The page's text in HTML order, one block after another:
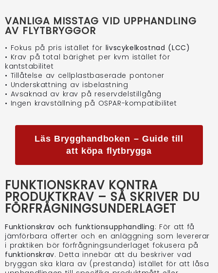
VANLIGA MISSTAG VID UPPHANDLING
AV FLYTBRYGGOR
• Fokus på pris istället för livscykelkostnad (LCC)
• Krav på total bärighet per kvm istället för
kantstabilitet
• Tillåtelse av cellplastbaserade pontoner
• Underskattning av isbelastning
• Avsaknad av krav på reservdelstillgång
• Ingen kravställning på OSPAR-kompatibilitet
Läs Brygghandboken – Guide till
att köpa flytbrygga
FUNKTIONSKRAV KONTRA
PRODUKTKRAV – SÅ SKRIVER DU
FÖRFRÅGNINGSUNDERLAGET
Funktionskrav och funktionsupphandling: För att få
jämförbara offerter och en anläggning som levererar
i praktiken bör förfrågningsunderlaget fokusera på
funktionskrav. Detta innebär att du beskriver vad
bryggan ska klara av (prestanda) istället för att låsa